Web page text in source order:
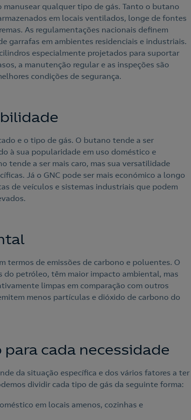
manusear qualquer tipo de gás. Tanto o butano
em locais ventilados, longe de fontes
As regulamentações nacionais definem
garrafas em ambientes residenciais e industriais.
especialmente projetados para suportar
a manutenção regular e as inspeções são
condições de segurança.
e o tipo de gás. O butano tende a ser
à sua popularidade em uso doméstico e
tende a ser mais caro, mas sua versatilidade
Já o GNC pode ser mais económico a longo
de veículos e sistemas industriais que podem
termos de emissões de carbono e poluentes. O
do petróleo, têm maior impacto ambiental, mas
limpas em comparação com outros
menos partículas e dióxido de carbono do
cada necessidade
da situação específica e dos vários fatores a ter
dividir cada tipo de gás da seguinte forma:
em locais amenos, cozinhas e